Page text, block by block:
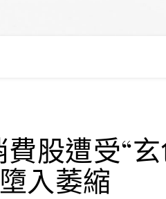
股遭受“玄
入萎縮